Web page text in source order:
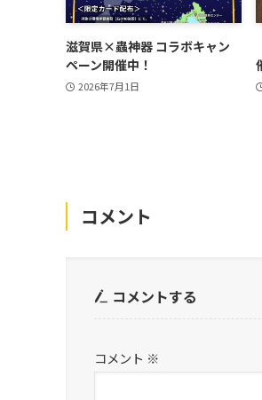
滋賀県×蟲神器 コラボキャン
ペーン開催中！
2026年7月1日
コメント
コメントする
コメント ※